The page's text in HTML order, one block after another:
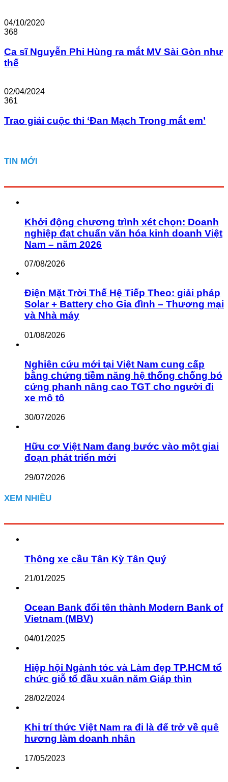
04/10/2020
368
Ca sĩ Nguyễn Phi Hùng ra mắt MV Sài Gòn như
thế
02/04/2024
361
Trao giải cuộc thi ‘Đan Mạch Trong mắt em’
TIN MỚI
Khởi động chương trình xét chọn: Doanh
nghiệp đạt chuẩn văn hóa kinh doanh Việt
Nam – năm 2026
07/08/2026
Điện Mặt Trời Thế Hệ Tiếp Theo: giải pháp
Solar + Battery cho Gia đình – Thương mại
và Nhà máy
01/08/2026
Nghiên cứu mới tại Việt Nam cung cấp
bằng chứng tiềm năng hệ thống chống bó
cứng phanh nâng cao TGT cho người đi
xe mô tô
30/07/2026
Hữu cơ Việt Nam đang bước vào một giai
đoạn phát triển mới
29/07/2026
XEM NHIỀU
Thông xe cầu Tân Kỳ Tân Quý
21/01/2025
Ocean Bank đổi tên thành Modern Bank of
Vietnam (MBV)
04/01/2025
Hiệp hội Ngành tóc và Làm đẹp TP.HCM tổ
chức giỗ tổ đầu xuân năm Giáp thìn
28/02/2024
Khi trí thức Việt Nam ra đi là để trở về quê
hương làm doanh nhân
17/05/2023